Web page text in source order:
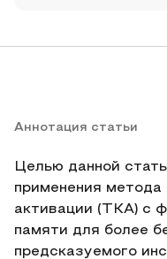
Аннотация статьи
Целью данной
применения метода
активации (ТКА) с
памяти для более
предсказуемого